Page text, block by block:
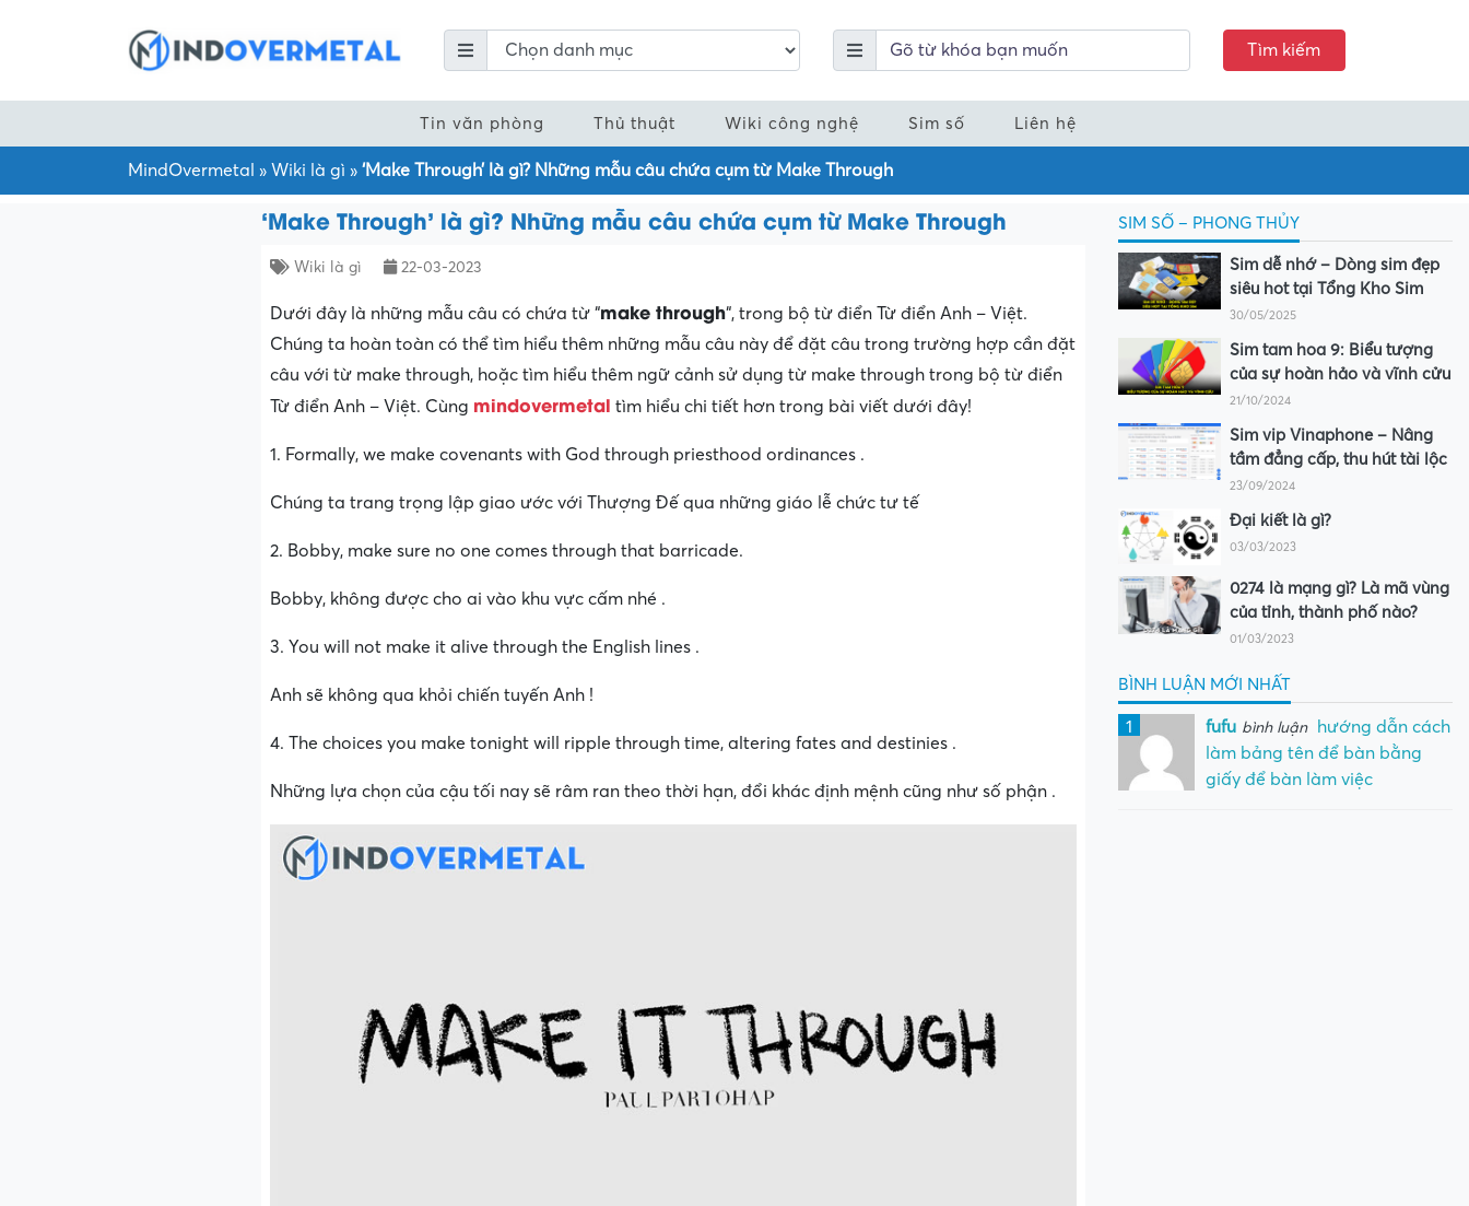
Tìm kiếm
Tin văn phòng Thủ thuật Wiki công nghệ Sim số Liên hệ
MindOvermetal » Wiki là gì » ‘Make Through’ là gì? Những mẫu câu chứa cụm từ Make Through
‘Make Through’ là gì? Những mẫu câu chứa cụm từ Make Through
Wiki là gì 22-03-2023
Dưới đây là những mẫu câu có chứa từ “make through“, trong bộ từ điển Từ điển Anh – Việt.
Chúng ta hoàn toàn có thể tìm hiểu thêm những mẫu câu này để đặt câu trong trường hợp cần đặt
câu với từ make through, hoặc tìm hiểu thêm ngữ cảnh sử dụng từ make through trong bộ từ điển
Từ điển Anh – Việt. Cùng mindovermetal tìm hiểu chi tiết hơn trong bài viết dưới đây!
1. Formally, we make covenants with God through priesthood ordinances .
Chúng ta trang trọng lập giao ước với Thượng Đế qua những giáo lễ chức tư tế
2. Bobby, make sure no one comes through that barricade.
Bobby, không được cho ai vào khu vực cấm nhé .
3. You will not make it alive through the English lines .
Anh sẽ không qua khỏi chiến tuyến Anh !
4. The choices you make tonight will ripple through time, altering fates and destinies .
Những lựa chọn của cậu tối nay sẽ râm ran theo thời hạn, đổi khác định mệnh cũng như số phận .
SIM SỐ – PHONG THỦY
Sim dễ nhớ – Dòng sim đẹp
siêu hot tại Tổng Kho Sim
30/05/2025
Sim tam hoa 9: Biểu tượng
của sự hoàn hảo và vĩnh cửu
21/10/2024
Sim vip Vinaphone – Nâng
tầm đẳng cấp, thu hút tài lộc
23/09/2024
Đại kiết là gì?
03/03/2023
0274 là mạng gì? Là mã vùng
của tỉnh, thành phố nào?
01/03/2023
BÌNH LUẬN MỚI NHẤT
1 fufu bình luận
hướng dẫn cách
làm bảng tên để bàn bằng
giấy để bàn làm việc